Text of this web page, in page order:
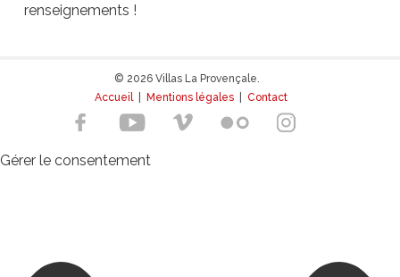
renseignements !
© 2026 Villas La Provençale.
Accueil| Mentions légales Contact
Gérer le consentement